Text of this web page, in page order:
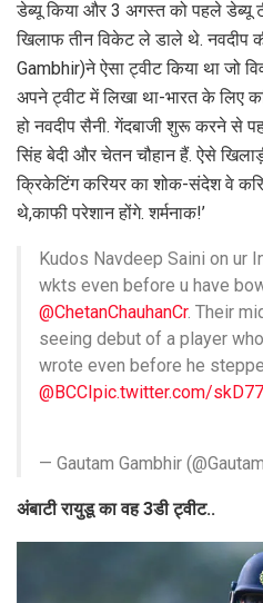
डेब्‍यू क‍िया और 3 अगस्‍त को पहले डेब्‍यू
ख‍िलाफ तीन व‍िकेट ले डाले थे. नवदीप
Gambhir)ने ऐसा ट्वीट क‍िया था जो
अपने ट्वीट में ल‍िखा था-भारत के लिए
हो नवदीप सैनी. गेंदबाजी शुरू करने से
सिंह बेदी और चेतन चौहान हैं. ऐसे
क्रिकेटिंग करियर का शोक-संदेश वे
थे,काफी परेशान होंगे. शर्मनाक!’
Kudos Navdeep Saini on ur
wkts even before u have
@ChetanChauhanCr. Their
seeing debut of a player
wrote even before he
@BCCI pic.twitter.com/
— Gautam Gambhir
अंबाटी रायुडू का वह 3डी ट्वीट..